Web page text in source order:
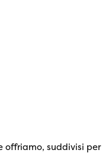
offriamo, suddivisi per